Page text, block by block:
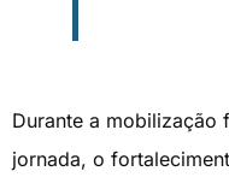
Durante a mobilização
jornada, o